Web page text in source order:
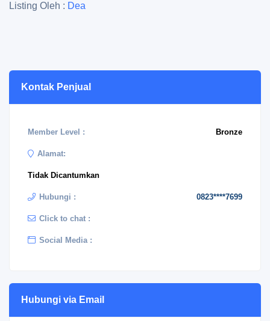
Listing Oleh : Dea
Kontak Penjual
Member Level : Bronze
Alamat:
Tidak Dicantumkan
Hubungi : 0823****7699
Click to chat :
Social Media :
Hubungi via Email